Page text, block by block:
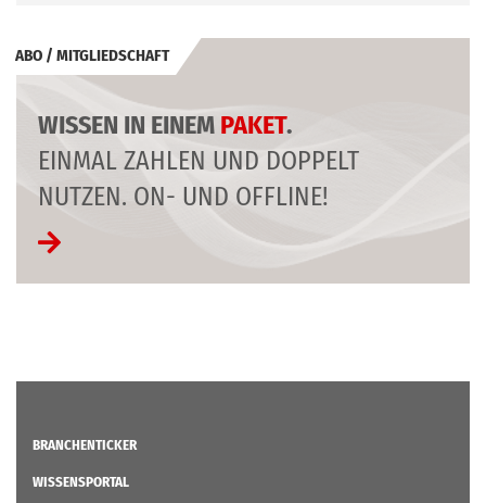
ABO / MITGLIEDSCHAFT
WISSEN IN EINEM PAKET.
EINMAL ZAHLEN UND DOPPELT
NUTZEN. ON- UND OFFLINE!
BRANCHENTICKER
WISSENSPORTAL